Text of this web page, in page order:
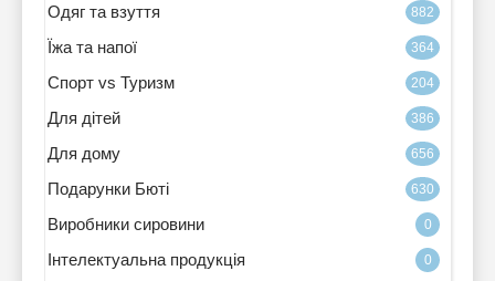
Одяг та взуття 882
Їжа та напої 364
Спорт vs Туризм 204
Для дітей 386
Для дому 656
Подарунки Бюті 630
Виробники сировини 0
Інтелектуальна продукція 0